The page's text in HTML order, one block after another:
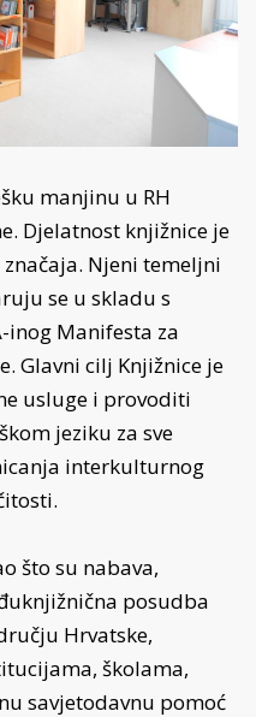
manjinu u RH
Djelatnost knjižnice je
Njeni temeljni
se u skladu s
inog Manifesta za
Glavni cilj Knjižnice je
usluge i provoditi
jeziku za sve
interkulturnog
što su nabava,
posudba
Hrvatske,
školama,
savjetodavnu pomoć